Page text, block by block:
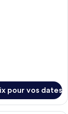
pour vos dates